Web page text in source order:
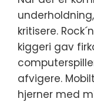
kritisere.
kiggeri gav
afvigere.
hjerner med